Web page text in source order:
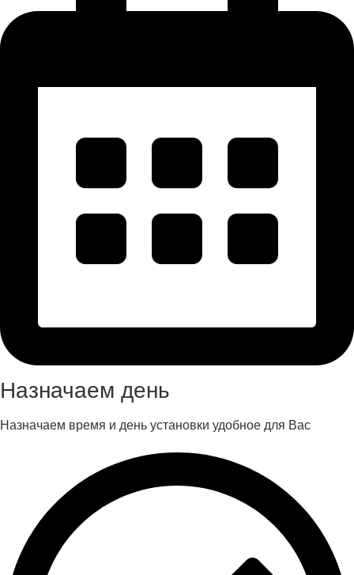
Назначаем день
Назначаем время и день установки удобное для Вас